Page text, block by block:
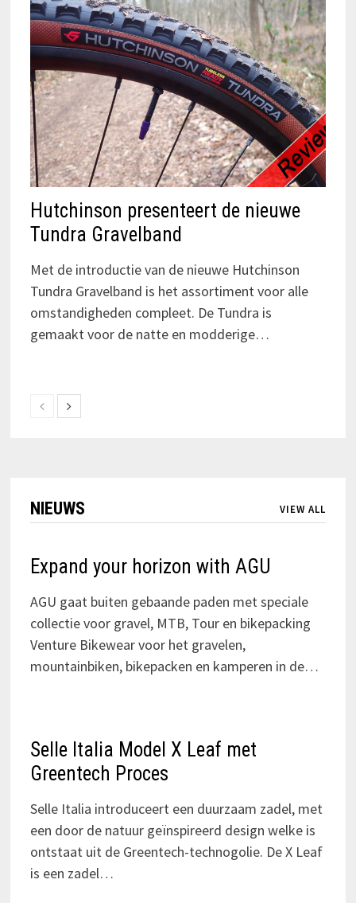
Hutchinson presenteert de nieuwe
Tundra Gravelband
Met de introductie van de nieuwe Hutchinson
Tundra Gravelband is het assortiment voor alle
omstandigheden compleet. De Tundra is
gemaakt voor de natte en modderige…
NIEUWS VIEW ALL
Expand your horizon with AGU
AGU gaat buiten gebaande paden met speciale
collectie voor gravel, MTB, Tour en bikepacking
Venture Bikewear voor het gravelen,
mountainbiken, bikepacken en kamperen in de…
Selle Italia Model X Leaf met
Greentech Proces
Selle Italia introduceert een duurzaam zadel, met
een door de natuur geïnspireerd design welke is
ontstaat uit de Greentech-technogolie. De X Leaf
is een zadel…